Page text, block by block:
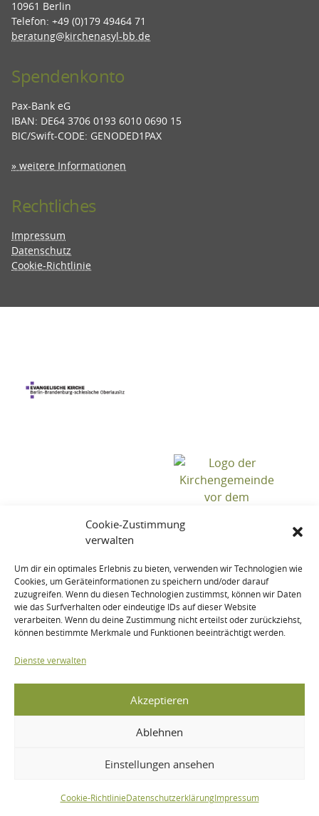
Cookie-Zustimmung
verwalten
Um dir ein optimales Erlebnis zu bieten, verwenden wir Technologien wie
Cookies, um Geräteinformationen zu speichern und/oder darauf
zuzugreifen. Wenn du diesen Technologien zustimmst, können wir Daten
wie das Surfverhalten oder eindeutige IDs auf dieser Website
verarbeiten. Wenn du deine Zustimmung nicht erteilst oder zurückziehst,
können bestimmte Merkmale und Funktionen beeinträchtigt werden.
Dienste verwalten
Akzeptieren
Ablehnen
Einstellungen ansehen
Cookie-RichtlinieDatenschutzerklärungImpressum
10961 Berlin
Telefon: +49 (0)179 49464 71
beratung@kirchenasyl-bb.de
Spendenkonto
Pax-Bank eG
IBAN: DE64 3706 0193 6010 0690 15
BIC/Swift-CODE: GENODED1PAX
» weitere Informationen
Rechtliches
Impressum
Datenschutz
Cookie-Richtlinie